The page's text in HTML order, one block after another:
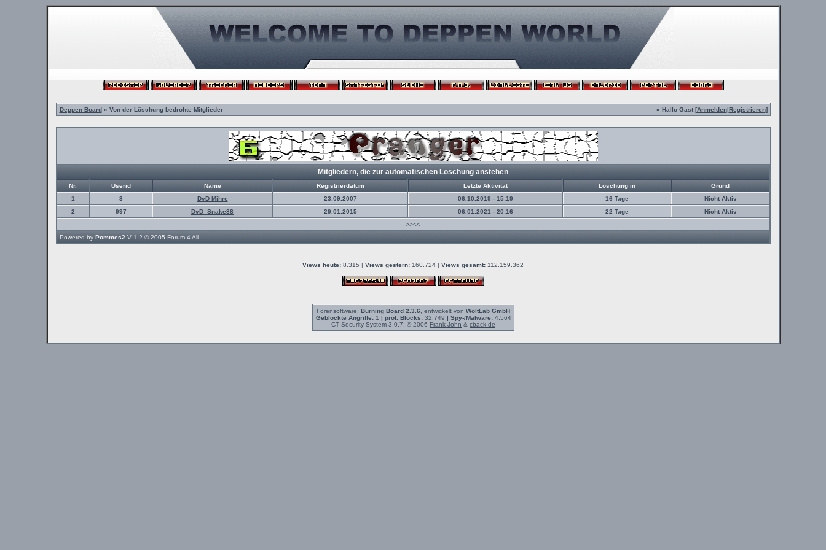
Deppen Board» Von der Löschung bedrohte Mitglieder » Hallo Gast [Anmelden|Registrieren]
Mitgliedern, die zur automatischen Löschung anstehen
Nr. Userid Name Registrierdatum Letzte Aktivität Löschung in
Grund
1
3 DvD Mihre 23.09.2007 06.10.2019 - 15:19 16 Tage
Nicht Aktiv
2
997 DvD_Snake88 29.01.2015 06.01.2021 - 20:16 22 Tage
Nicht Aktiv
>><<
Powered by Pommes2 V 1.2 © 2005 Forum 4 All
Views heute: 8.315 | Views gestern: 160.724 | Views gesamt: 112.159.362
Forensoftware: Burning Board 2.3.6 , entwickelt von WoltLab GmbH
Geblockte Angriffe:1 | prof. Blocks:32.749 | Spy-/Malware:4.564
CT Security System 3.0.7: © 2006 Frank John & cback.de